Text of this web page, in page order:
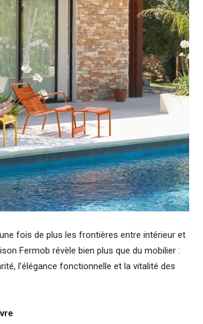
fois de plus les frontières entre intérieur et
Fermob révèle bien plus que du mobilier :
l’élégance fonctionnelle et la vitalité des